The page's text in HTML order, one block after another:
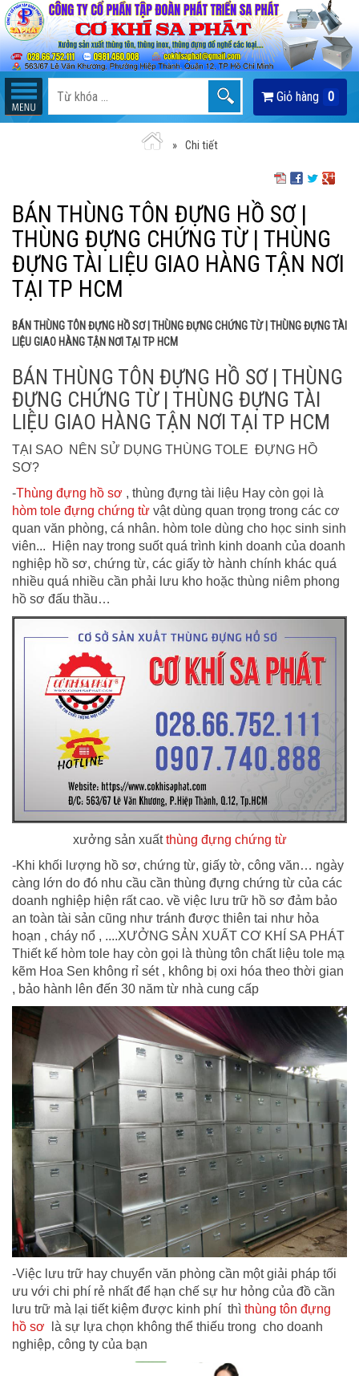
Giỏ hàng 0
Chi tiết
BÁN THÙNG TÔN ĐỰNG HỒ SƠ |
THÙNG ĐỰNG CHỨNG TỪ | THÙNG
ĐỰNG TÀI LIỆU GIAO HÀNG TẬN NƠI
TẠI TP HCM
BÁN THÙNG TÔN ĐỰNG HỒ SƠ | THÙNG ĐỰNG CHỨNG TỪ | THÙNG ĐỰNG TÀI
LIỆU GIAO HÀNG TẬN NƠI TẠI TP HCM
BÁN THÙNG TÔN ĐỰNG HỒ SƠ | THÙNG
ĐỰNG CHỨNG TỪ | THÙNG ĐỰNG TÀI
LIỆU GIAO HÀNG TẬN NƠI TẠI TP HCM
TẠI SAO NÊN SỬ DỤNG THÙNG TOLE ĐỰNG HỒ
SƠ?
-Thùng đựng hồ sơ , thùng đựng tài liệu Hay còn gọi là
hòm tole đựng chứng từ vật dùng quan trọng trong các cơ
quan văn phòng, cá nhân. hòm tole dùng cho học sinh sinh
viên... Hiện nay trong suốt quá trình kinh doanh của doanh
nghiệp hồ sơ, chứng từ, các giấy tờ hành chính khác quá
nhiều quá nhiều cần phải lưu kho hoặc thùng niêm phong
hồ sơ đấu thầu…
xưởng sản xuấtthùng đựng chứng từ
-Khi khối lượng hồ sơ, chứng từ, giấy tờ, công văn… ngày
càng lớn do đó nhu cầu cần thùng đựng chứng từ của các
doanh nghiệp hiện rất cao. về việc lưu trữ hồ sơ đảm bảo
an toàn tài sản cũng như tránh được thiên tai như hỏa
hoạn , cháy nổ , ....XƯỞNG SẢN XUẤT CƠ KHÍ SA PHÁT
Thiết kế hòm tole hay còn gọi là thùng tôn chất liệu tole mạ
kẽm Hoa Sen không rỉ sét , không bị oxi hóa theo thời gian
, bảo hành lên đến 30 năm từ nhà cung cấp
-Việc lưu trữ hay chuyển văn phòng cần một giải pháp tối
ưu với chi phí rẻ nhất để hạn chế sự hư hỏng của đồ cần
lưu trữ mà lại tiết kiệm được kinh phí thì thùng tôn đựng
hồ sơ là sự lựa chọn không thể thiếu trong cho doanh
nghiệp, công ty của bạn